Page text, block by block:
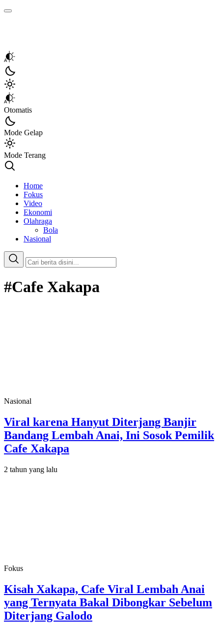
Kata Sumbar
Berita Sumbar Hari Ini
Otomatis
Mode Gelap
Mode Terang
Home
Fokus
Video
Ekonomi
Olahraga
Bola
Nasional
#Cafe Xakapa
Nasional
Viral karena Hanyut Diterjang Banjir
Bandang Lembah Anai, Ini Sosok Pemilik
Cafe Xakapa
2 tahun yang lalu
Fokus
Kisah Xakapa, Cafe Viral Lembah Anai
yang Ternyata Bakal Dibongkar Sebelum
Diterjang Galodo